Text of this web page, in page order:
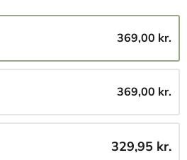
369,00 kr.
369,00 kr.
329,95 kr.